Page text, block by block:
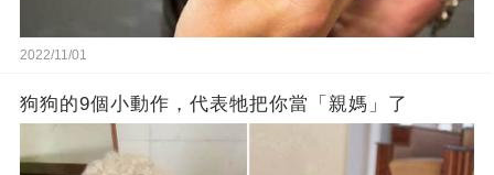
2022/11/01
狗狗的9個小動作，代表牠把你當「親媽」了